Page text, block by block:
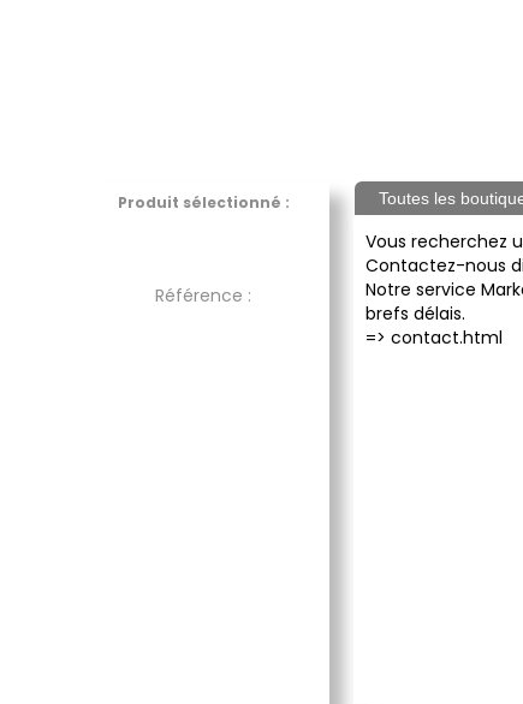
Produit sélectionné :
Référence :
Toutes les
Vous recherchez
Contactez-nous
Notre service
brefs délais.
=> contact.html